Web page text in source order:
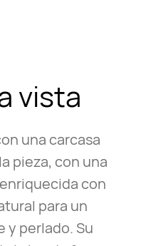
vista
una carcasa
pieza, con una
con
para un
y perlado. Su